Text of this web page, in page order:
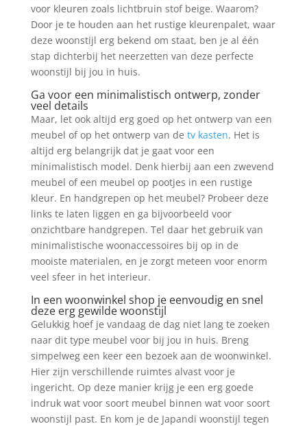
voor kleuren zoals lichtbruin stof beige. Waarom?
Door je te houden aan het rustige kleurenpalet, waar
deze woonstijl erg bekend om staat, ben je al één
stap dichterbij het neerzetten van deze perfecte
woonstijl bij jou in huis.
Ga voor een minimalistisch ontwerp, zonder
veel details
Maar, let ook altijd erg goed op het ontwerp van een
meubel of op het ontwerp van de tv kasten. Het is
altijd erg belangrijk dat je gaat voor een
minimalistisch model. Denk hierbij aan een zwevend
meubel of een meubel op pootjes in een rustige
kleur. En handgrepen op het meubel? Probeer deze
links te laten liggen en ga bijvoorbeeld voor
onzichtbare handgrepen. Tel daar het gebruik van
minimalistische woonaccessoires bij op in de
mooiste materialen, en je zorgt meteen voor enorm
veel sfeer in het interieur.
In een woonwinkel shop je eenvoudig en snel
deze erg gewilde woonstijl
Gelukkig hoef je vandaag de dag niet lang te zoeken
naar dit type meubel voor bij jou in huis. Breng
simpelweg een keer een bezoek aan de woonwinkel.
Hier zijn verschillende ruimtes alvast voor je
ingericht. Op deze manier krijg je een erg goede
indruk wat voor soort meubel binnen wat voor soort
woonstijl past. En kom je de Japandi woonstijl tegen